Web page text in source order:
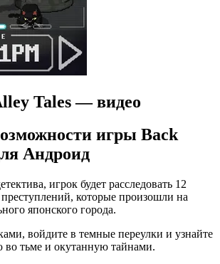
Tales — видео
игры Back
Андроид
игрок будет расследовать 12
которые произошли на
японского города.
войдите в темные переулки и узнайте
во тьме и окутанную тайнами.